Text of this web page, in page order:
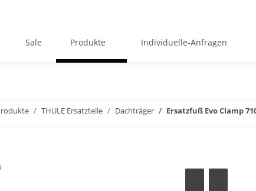
Sale Produkte Individuelle-Anfragen
THULE Ersatzteile Dachträger Ersatzfuß Evo Clamp